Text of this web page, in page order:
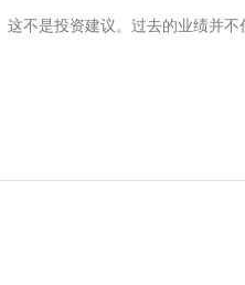
这不是投资建议。过去的业绩并不